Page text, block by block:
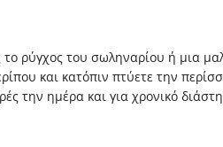
ρύγχος του σωληναρίου ή μια
και κατόπιν πτύετε την
την ημέρα και για χρονικό